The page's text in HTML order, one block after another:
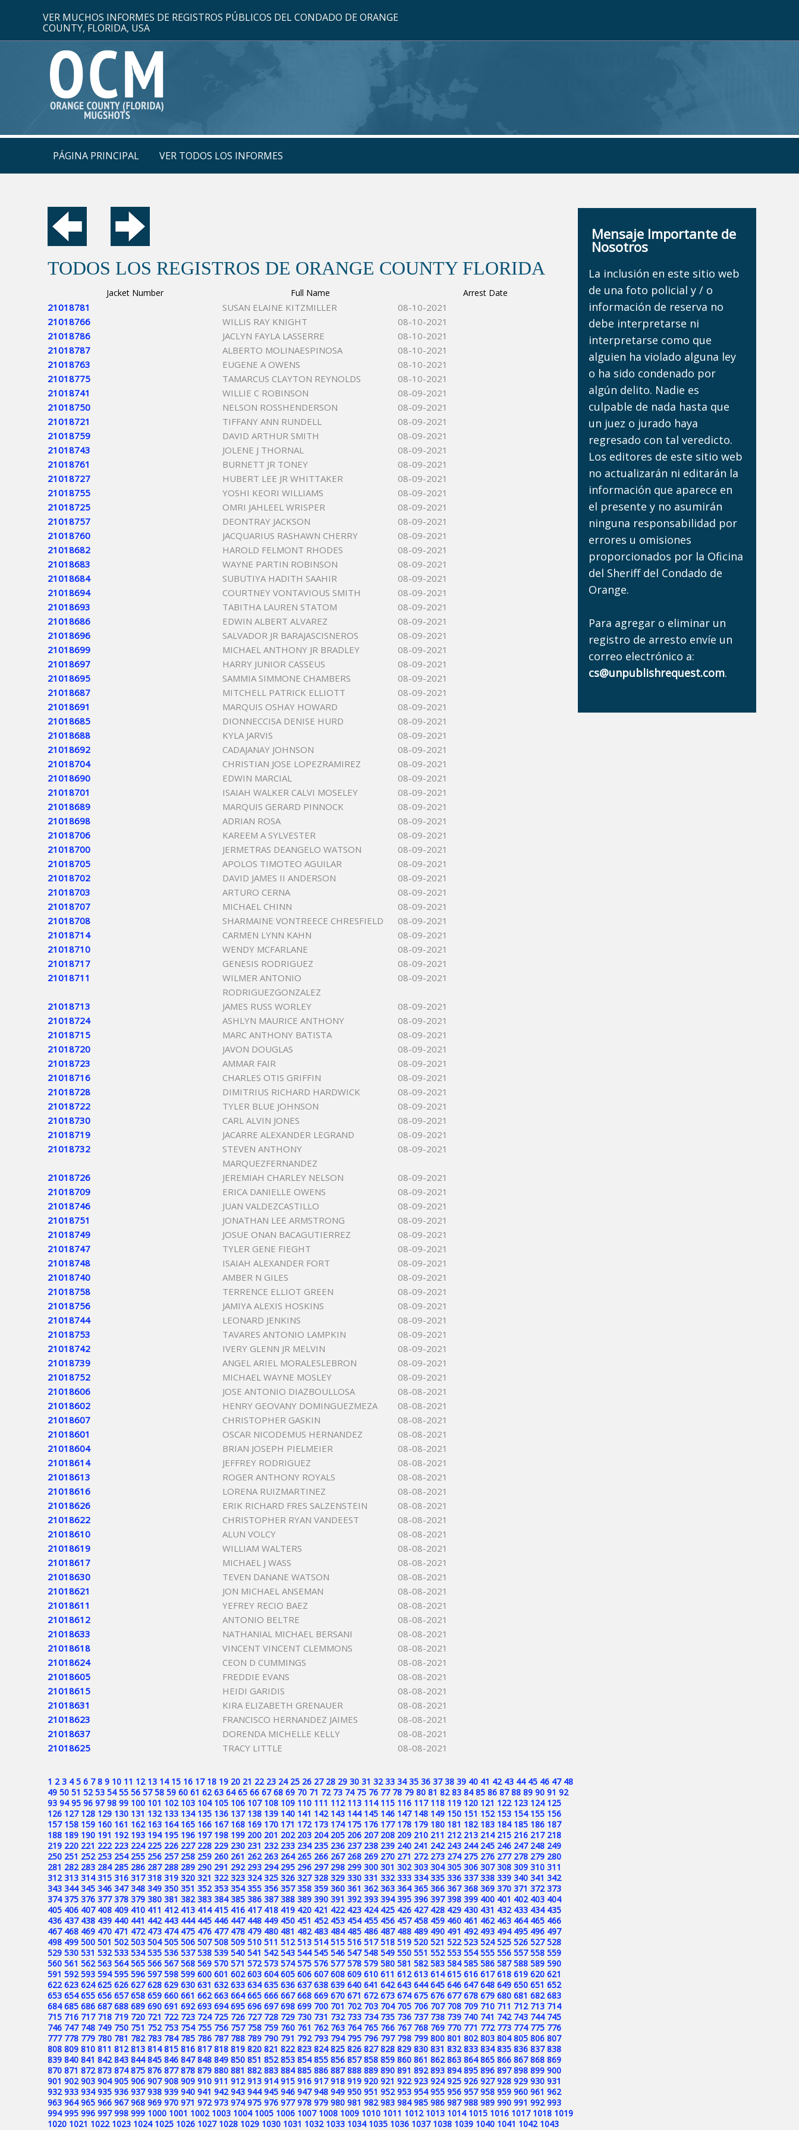
VER MUCHOS INFORMES DE REGISTROS PÚBLICOS DEL CONDADO DE ORANGE
COUNTY, FLORIDA, USA
PÁGINA PRINCIPAL VER TODOS LOS INFORMES
TODOS LOS REGISTROS DE ORANGE COUNTY FLORIDA
Jacket Number Full Name Arrest Date
21018781 SUSAN ELAINE KITZMILLER
08-10-2021
21018766
WILLIS RAY KNIGHT
08-10-2021
21018786
JACLYN FAYLA LASSERRE
08-10-2021
21018787
ALBERTO MOLINAESPINOSA
08-10-2021
21018763
EUGENE A OWENS
08-10-2021
21018775
TAMARCUS CLAYTON REYNOLDS
08-10-2021
21018741
WILLIE C ROBINSON
08-09-2021
21018750
NELSON ROSSHENDERSON
08-09-2021
21018721
TIFFANY ANN RUNDELL
08-09-2021
21018759
DAVID ARTHUR SMITH
08-09-2021
21018743
JOLENE J THORNAL
08-09-2021
21018761
BURNETT JR TONEY
08-09-2021
21018727
HUBERT LEE JR WHITTAKER
08-09-2021
21018755
YOSHI KEORI WILLIAMS
08-09-2021
21018725
OMRI JAHLEEL WRISPER
08-09-2021
21018757
DEONTRAY JACKSON
08-09-2021
21018760
JACQUARIUS RASHAWN CHERRY
08-09-2021
21018682
HAROLD FELMONT RHODES
08-09-2021
21018683
WAYNE PARTIN ROBINSON
08-09-2021
21018684
SUBUTIYA HADITH SAAHIR
08-09-2021
21018694
COURTNEY VONTAVIOUS SMITH
08-09-2021
21018693
TABITHA LAUREN STATOM
08-09-2021
21018686
EDWIN ALBERT ALVAREZ
08-09-2021
21018696
SALVADOR JR BARAJASCISNEROS
08-09-2021
21018699
MICHAEL ANTHONY JR BRADLEY
08-09-2021
21018697
HARRY JUNIOR CASSEUS
08-09-2021
21018695
SAMMIA SIMMONE CHAMBERS
08-09-2021
21018687
MITCHELL PATRICK ELLIOTT
08-09-2021
21018691
MARQUIS OSHAY HOWARD
08-09-2021
21018685
DIONNECCISA DENISE HURD
08-09-2021
21018688
KYLA JARVIS
08-09-2021
21018692
CADAJANAY JOHNSON
08-09-2021
21018704
CHRISTIAN JOSE LOPEZRAMIREZ
08-09-2021
21018690
EDWIN MARCIAL
08-09-2021
21018701
ISAIAH WALKER CALVI MOSELEY
08-09-2021
21018689
MARQUIS GERARD PINNOCK
08-09-2021
21018698
ADRIAN ROSA
08-09-2021
21018706
KAREEM A SYLVESTER
08-09-2021
21018700
JERMETRAS DEANGELO WATSON
08-09-2021
21018705
APOLOS TIMOTEO AGUILAR
08-09-2021
21018702
DAVID JAMES II ANDERSON
08-09-2021
21018703
ARTURO CERNA
08-09-2021
21018707
MICHAEL CHINN
08-09-2021
21018708
SHARMAINE VONTREECE CHRESFIELD
08-09-2021
21018714
CARMEN LYNN KAHN
08-09-2021
21018710
WENDY MCFARLANE
08-09-2021
21018717
GENESIS RODRIGUEZ
08-09-2021
21018711
WILMER ANTONIO
RODRIGUEZGONZALEZ
08-09-2021
21018713 JAMES RUSS WORLEY
08-09-2021
21018724
ASHLYN MAURICE ANTHONY
08-09-2021
21018715
MARC ANTHONY BATISTA
08-09-2021
21018720
JAVON DOUGLAS
08-09-2021
21018723
AMMAR FAIR
08-09-2021
21018716
CHARLES OTIS GRIFFIN
08-09-2021
21018728
DIMITRIUS RICHARD HARDWICK
08-09-2021
21018722
TYLER BLUE JOHNSON
08-09-2021
21018730
CARL ALVIN JONES
08-09-2021
21018719
JACARRE ALEXANDER LEGRAND
08-09-2021
21018732
STEVEN ANTHONY
MARQUEZFERNANDEZ
08-09-2021
21018726 JEREMIAH CHARLEY NELSON
08-09-2021
21018709
ERICA DANIELLE OWENS
08-09-2021
21018746
JUAN VALDEZCASTILLO
08-09-2021
21018751
JONATHAN LEE ARMSTRONG
08-09-2021
21018749
JOSUE ONAN BACAGUTIERREZ
08-09-2021
21018747
TYLER GENE FIEGHT
08-09-2021
21018748
ISAIAH ALEXANDER FORT
08-09-2021
21018740
AMBER N GILES
08-09-2021
21018758
TERRENCE ELLIOT GREEN
08-09-2021
21018756
JAMIYA ALEXIS HOSKINS
08-09-2021
21018744
LEONARD JENKINS
08-09-2021
21018753
TAVARES ANTONIO LAMPKIN
08-09-2021
21018742
IVERY GLENN JR MELVIN
08-09-2021
21018739
ANGEL ARIEL MORALESLEBRON
08-09-2021
21018752
MICHAEL WAYNE MOSLEY
08-09-2021
21018606
JOSE ANTONIO DIAZBOULLOSA
08-08-2021
21018602
HENRY GEOVANY DOMINGUEZMEZA
08-08-2021
21018607
CHRISTOPHER GASKIN
08-08-2021
21018601
OSCAR NICODEMUS HERNANDEZ
08-08-2021
21018604
BRIAN JOSEPH PIELMEIER
08-08-2021
21018614
JEFFREY RODRIGUEZ
08-08-2021
21018613
ROGER ANTHONY ROYALS
08-08-2021
21018616
LORENA RUIZMARTINEZ
08-08-2021
21018626
ERIK RICHARD FRES SALZENSTEIN
08-08-2021
21018622
CHRISTOPHER RYAN VANDEEST
08-08-2021
21018610
ALUN VOLCY
08-08-2021
21018619
WILLIAM WALTERS
08-08-2021
21018617
MICHAEL J WASS
08-08-2021
21018630
TEVEN DANANE WATSON
08-08-2021
21018621
JON MICHAEL ANSEMAN
08-08-2021
21018611
YEFREY RECIO BAEZ
08-08-2021
21018612
ANTONIO BELTRE
08-08-2021
21018633
NATHANIAL MICHAEL BERSANI
08-08-2021
21018618
VINCENT VINCENT CLEMMONS
08-08-2021
21018624
CEON D CUMMINGS
08-08-2021
21018605
FREDDIE EVANS
08-08-2021
21018615
HEIDI GARIDIS
08-08-2021
21018631
KIRA ELIZABETH GRENAUER
08-08-2021
21018623
FRANCISCO HERNANDEZ JAIMES
08-08-2021
21018637
DORENDA MICHELLE KELLY
08-08-2021
21018625
TRACY LITTLE 08-08-2021
1 2 3 4 5 6 7 8 9 10 11 12 13 14 15 16 17 18 19 20 21 22 23 24 25 26 27 28 29 30 31 32 33 34 35 36 37 38 39 40 41 42 43 44 45 46 47 48
49 50 51 52 53 54 55 56 57 58 59 60 61 62 63 64 65 66 67 68 69 70 71 72 73 74 75 76 77 78 79 80 81 82 83 84 85 86 87 88 89 90 91 92
93 94 95 96 97 98 99 100 101 102 103 104 105 106 107 108 109 110 111 112 113 114 115 116 117 118 119 120 121 122 123 124 125
126 127 128 129 130 131 132 133 134 135 136 137 138 139 140 141 142 143 144 145 146 147 148 149 150 151 152 153 154 155 156
157 158 159 160 161 162 163 164 165 166 167 168 169 170 171 172 173 174 175 176 177 178 179 180 181 182 183 184 185 186 187
188 189 190 191 192 193 194 195 196 197 198 199 200 201 202 203 204 205 206 207 208 209 210 211 212 213 214 215 216 217 218
219 220 221 222 223 224 225 226 227 228 229 230 231 232 233 234 235 236 237 238 239 240 241 242 243 244 245 246 247 248 249
250 251 252 253 254 255 256 257 258 259 260 261 262 263 264 265 266 267 268 269 270 271 272 273 274 275 276 277 278 279 280
281 282 283 284 285 286 287 288 289 290 291 292 293 294 295 296 297 298 299 300 301 302 303 304 305 306 307 308 309 310 311
312 313 314 315 316 317 318 319 320 321 322 323 324 325 326 327 328 329 330 331 332 333 334 335 336 337 338 339 340 341 342
343 344 345 346 347 348 349 350 351 352 353 354 355 356 357 358 359 360 361 362 363 364 365 366 367 368 369 370 371 372 373
374 375 376 377 378 379 380 381 382 383 384 385 386 387 388 389 390 391 392 393 394 395 396 397 398 399 400 401 402 403 404
405 406 407 408 409 410 411 412 413 414 415 416 417 418 419 420 421 422 423 424 425 426 427 428 429 430 431 432 433 434 435
436 437 438 439 440 441 442 443 444 445 446 447 448 449 450 451 452 453 454 455 456 457 458 459 460 461 462 463 464 465 466
467 468 469 470 471 472 473 474 475 476 477 478 479 480 481 482 483 484 485 486 487 488 489 490 491 492 493 494 495 496 497
498 499 500 501 502 503 504 505 506 507 508 509 510 511 512 513 514 515 516 517 518 519 520 521 522 523 524 525 526 527 528
529 530 531 532 533 534 535 536 537 538 539 540 541 542 543 544 545 546 547 548 549 550 551 552 553 554 555 556 557 558 559
560 561 562 563 564 565 566 567 568 569 570 571 572 573 574 575 576 577 578 579 580 581 582 583 584 585 586 587 588 589 590
591 592 593 594 595 596 597 598 599 600 601 602 603 604 605 606 607 608 609 610 611 612 613 614 615 616 617 618 619 620 621
622 623 624 625 626 627 628 629 630 631 632 633 634 635 636 637 638 639 640 641 642 643 644 645 646 647 648 649 650 651 652
653 654 655 656 657 658 659 660 661 662 663 664 665 666 667 668 669 670 671 672 673 674 675 676 677 678 679 680 681 682 683
684 685 686 687 688 689 690 691 692 693 694 695 696 697 698 699 700 701 702 703 704 705 706 707 708 709 710 711 712 713 714
715 716 717 718 719 720 721 722 723 724 725 726 727 728 729 730 731 732 733 734 735 736 737 738 739 740 741 742 743 744 745
746 747 748 749 750 751 752 753 754 755 756 757 758 759 760 761 762 763 764 765 766 767 768 769 770 771 772 773 774 775 776
777 778 779 780 781 782 783 784 785 786 787 788 789 790 791 792 793 794 795 796 797 798 799 800 801 802 803 804 805 806 807
808 809 810 811 812 813 814 815 816 817 818 819 820 821 822 823 824 825 826 827 828 829 830 831 832 833 834 835 836 837 838
839 840 841 842 843 844 845 846 847 848 849 850 851 852 853 854 855 856 857 858 859 860 861 862 863 864 865 866 867 868 869
870 871 872 873 874 875 876 877 878 879 880 881 882 883 884 885 886 887 888 889 890 891 892 893 894 895 896 897 898 899 900
901 902 903 904 905 906 907 908 909 910 911 912 913 914 915 916 917 918 919 920 921 922 923 924 925 926 927 928 929 930 931
932 933 934 935 936 937 938 939 940 941 942 943 944 945 946 947 948 949 950 951 952 953 954 955 956 957 958 959 960 961 962
963 964 965 966 967 968 969 970 971 972 973 974 975 976 977 978 979 980 981 982 983 984 985 986 987 988 989 990 991 992 993
994 995 996 997 998 999 1000 1001 1002 1003 1004 1005 1006 1007 1008 1009 1010 1011 1012 1013 1014 1015 1016 1017 1018 1019
1020 1021 1022 1023 1024 1025 1026 1027 1028 1029 1030 1031 1032 1033 1034 1035 1036 1037 1038 1039 1040 1041 1042 1043
Mensaje Importante de
Nosotros
La inclusión en este sitio web
de una foto policial y / o
información de reserva no
debe interpretarse ni
interpretarse como que
alguien ha violado alguna ley
o ha sido condenado por
algún delito. Nadie es
culpable de nada hasta que
un juez o jurado haya
regresado con tal veredicto.
Los editores de este sitio web
no actualizarán ni editarán la
información que aparece en
el presente y no asumirán
ninguna responsabilidad por
errores u omisiones
proporcionados por la Oficina
del Sheriff del Condado de
Orange.
Para agregar o eliminar un
registro de arresto envíe un
correo electrónico a:
cs@unpublishrequest.com.